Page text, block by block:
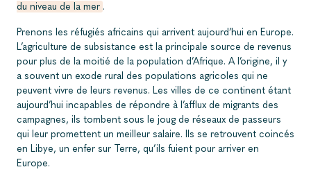
du niveau de la mer .
Prenons les réfugiés africains qui arrivent aujourd’hui en Europe.
L’agriculture de subsistance est la principale source de revenus
pour plus de la moitié de la population d’Afrique. A l’origine, il y
a souvent un exode rural des populations agricoles qui ne
peuvent vivre de leurs revenus. Les villes de ce continent étant
aujourd’hui incapables de répondre à l’afflux de migrants des
campagnes, ils tombent sous le joug de réseaux de passeurs
qui leur promettent un meilleur salaire. Ils se retrouvent coincés
en Libye, un enfer sur Terre, qu’ils fuient pour arriver en
Europe.